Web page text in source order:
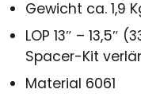
Gewicht ca. 1,9
LOP 13″ – 13,5″
Spacer-Kit
Material 6061